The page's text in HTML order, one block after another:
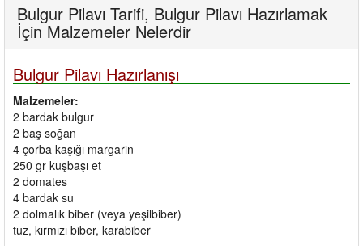
Bulgur Pilavı Tarifi, Bulgur Pilavı Hazırlamak
İçin Malzemeler Nelerdir
Bulgur Pilavı Hazırlanışı
Malzemeler:
2 bardak bulgur
2 baş soğan
4 çorba kaşığı margarin
250 gr kuşbaşı et
2 domates
4 bardak su
2 dolmalık biber (veya yeşilbiber)
tuz, kırmızı biber, karabiber